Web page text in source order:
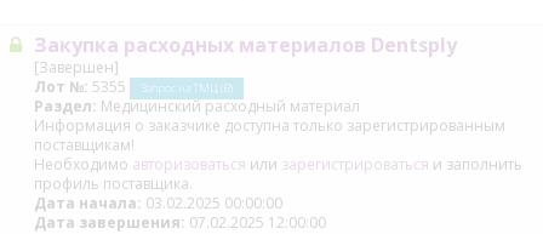
Закупка расходных материалов Dentsply
[Завершен]
Лот №: 5355 Запрос на ТМЦ (В)
Раздел: Медицинский расходный материал
Информация о заказчике доступна только зарегистрированным
поставщикам!
Необходимо авторизоваться или зарегистрироваться и заполнить
профиль поставщика.
Дата начала: 03.02.2025 00:00:00
Дата завершения: 07.02.2025 12:00:00